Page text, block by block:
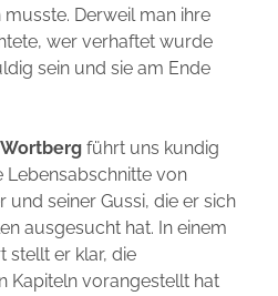
Derweil man ihre
wer verhaftet wurde
sein und sie am Ende
führt uns kundig
Lebensabschnitte von
und seiner Gussi, die er sich
ausgesucht hat. In einem
stellt er klar, die
Kapiteln vorangestellt hat